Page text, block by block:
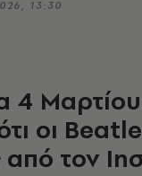
13:30
4
οι
από τον